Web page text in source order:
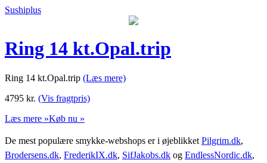
Sushiplus
Ring 14 kt.Opal.trip
Ring 14 kt.Opal.trip (Læs mere)
4795 kr. (Vis fragtpris)
Læs mere »Køb nu »
De mest populære smykke-webshops er i øjeblikket Pilgrim.dk,
Brodersens.dk, FrederikIX.dk, SifJakobs.dk og EndlessNordic.dk,